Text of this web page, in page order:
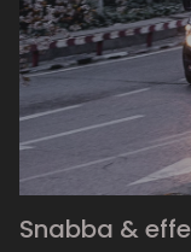
Snabba &